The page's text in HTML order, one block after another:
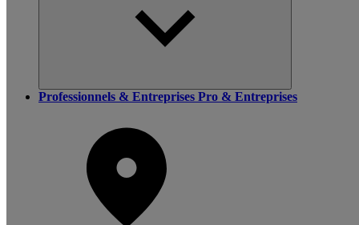
Professionnels & Entreprises Pro & Entreprises